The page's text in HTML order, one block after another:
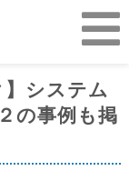
】システム
の事例も掲